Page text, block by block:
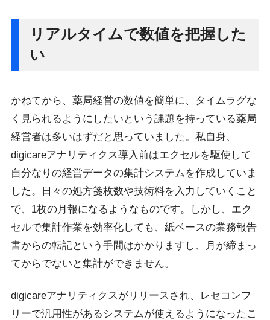
リアルタイムで数値を把握した
い
かねてから、薬局経営の数値を簡単に、タイムラグな
く見られるようにしたいという課題を持っている薬局
経営者は多いはずだと思っていました。私自身、
digicareアナリティクス導入前はエクセルを駆使して
自分なりの経営データの集計システムを作成していま
した。日々の処方箋枚数や技術料を入力していくこと
で、1枚の月報になるようなものです。しかし、エク
セルで集計作業を効率化しても、紙ベースの業務報告
書からの転記という手間はかかりますし、月が締まっ
てからでないと集計ができません。
digicareアナリティクスがリリースされ、レセコンフ
リーで汎用性があるシステムが使えるようになったこ